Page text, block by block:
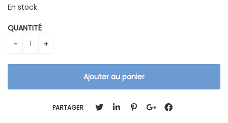
En stock
QUANTITÉ
PARTAGER